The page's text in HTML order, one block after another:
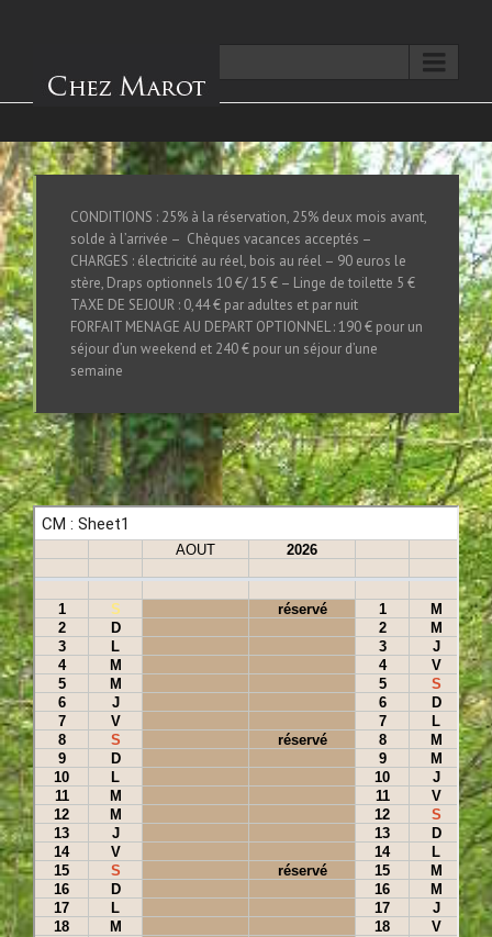
CONDITIONS : 25% à la réservation, 25% deux mois avant,
solde à l’arrivée – Chèques vacances acceptés –
CHARGES : électricité au réel, bois au réel – 90 euros le
stère, Draps optionnels 10 €/ 15 € – Linge de toilette 5 €
TAXE DE SEJOUR : 0,44 € par adultes et par nuit
FORFAIT MENAGE AU DEPART OPTIONNEL : 190 € pour un
séjour d’un weekend et 240 € pour un séjour d’une
semaine